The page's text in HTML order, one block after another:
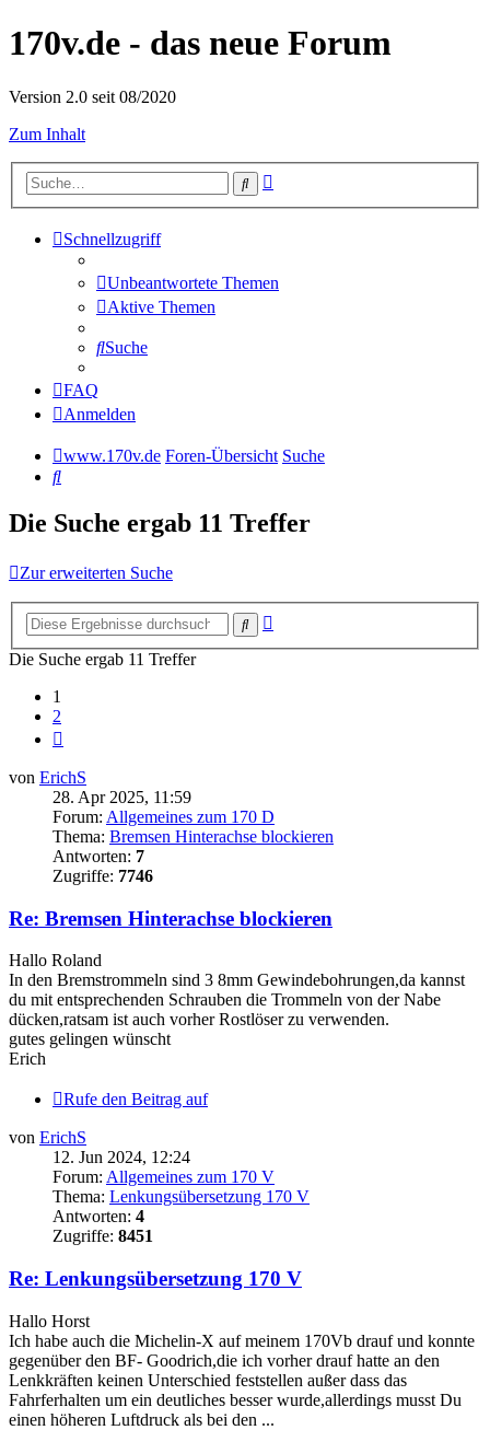
170v.de - das neue Forum
Version 2.0 seit 08/2020
Zum Inhalt
Suche
Schnellzugriff
Unbeantwortete Themen
Aktive Themen
Suche
FAQ
Anmelden
www.170v.de Foren-Übersicht Suche
Suche
Die Suche ergab 11 Treffer
Zur erweiterten Suche
Suche
Die Suche ergab 11 Treffer
1
2
von ErichS
28. Apr 2025, 11:59
Forum: Allgemeines zum 170 D
Thema: Bremsen Hinterachse blockieren
Antworten: 7
Zugriffe: 7746
Re: Bremsen Hinterachse blockieren
Hallo Roland
In den Bremstrommeln sind 3 8mm Gewindebohrungen,da kannst
du mit entsprechenden Schrauben die Trommeln von der Nabe
dücken,ratsam ist auch vorher Rostlöser zu verwenden.
gutes gelingen wünscht
Erich
Rufe den Beitrag auf
von ErichS
12. Jun 2024, 12:24
Forum: Allgemeines zum 170 V
Thema: Lenkungsübersetzung 170 V
Antworten: 4
Zugriffe: 8451
Re: Lenkungsübersetzung 170 V
Hallo Horst
Ich habe auch die Michelin-X auf meinem 170Vb drauf und konnte
gegenüber den BF- Goodrich,die ich vorher drauf hatte an den
Lenkkräften keinen Unterschied feststellen außer dass das
Fahrferhalten um ein deutliches besser wurde,allerdings musst Du
einen höheren Luftdruck als bei den ...